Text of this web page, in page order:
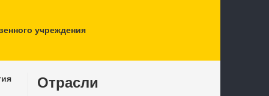
учреждения
Отрасли